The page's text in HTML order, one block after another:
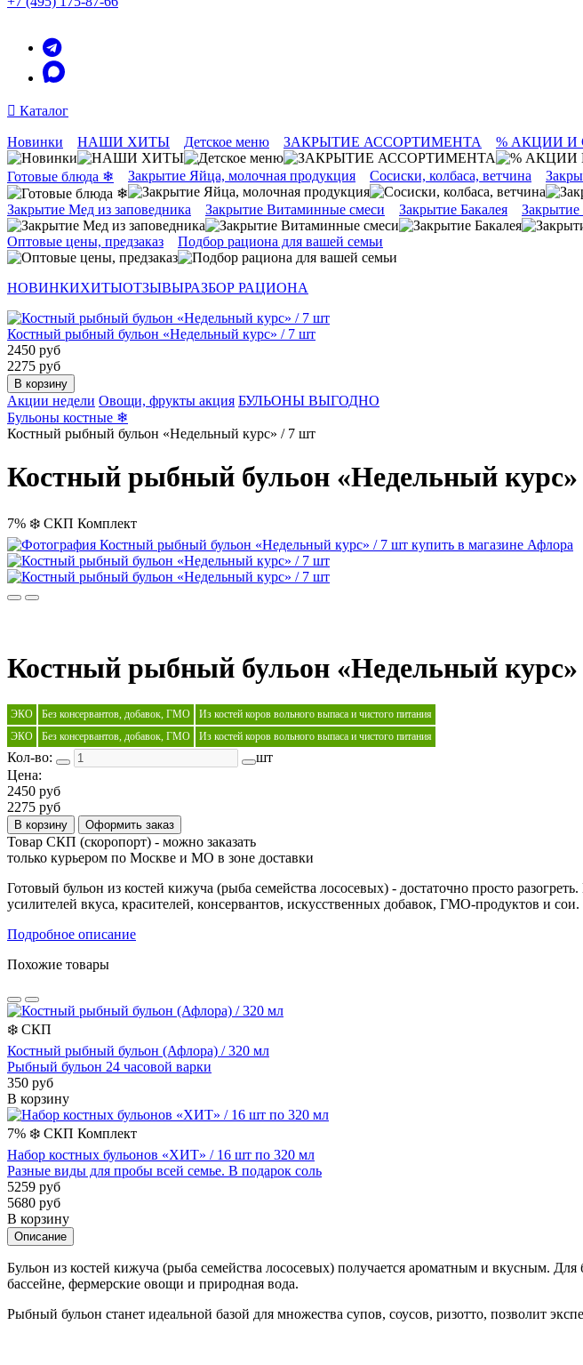
Каталог
Новинки НАШИ ХИТЫ Детское меню ЗАКРЫТИЕ АССОРТИМЕНТА % АКЦИИ И
Готовые блюда ❄ Закрытие Яйца, молочная продукция Сосиски, колбаса, ветчина
Закрытие Мед из заповедника Закрытие Витаминные смеси Закрытие Бакалея Закрытие
Оптовые цены, предзаказ Подбор рациона для вашей семьи
НОВИНКИХИТЫОТЗЫВЫРАЗБОР РАЦИОНА
Костный рыбный бульон «Недельный курс» / 7 шт
2450 руб
2275 руб
В корзину
Акции недели Овощи, фрукты акция БУЛЬОНЫ ВЫГОДНО
Бульоны костные ❄
Костный рыбный бульон «Недельный курс» / 7 шт
Костный рыбный бульон «Недельный
7% ❄️ СКП Комплект
Костный рыбный бульон «Недельный
ЭКО Без консервантов, добавок, ГМО
Из костей коров вольного выпаса и чистого питания
ЭКО
Без консервантов, добавок, ГМО Из костей коров вольного выпаса и чистого питания
Кол-во:
шт
Цена:
2450 руб
2275 руб
В корзину Оформить заказ
Товар СКП (скоропорт) - можно заказать
только курьером по Москве и МО в зоне доставки
Готовый бульон из костей кижуча (рыба семейства лососевых) - достаточно просто разогреть.
усилителей вкуса, красителей, консервантов, искусственных добавок, ГМО-продуктов и сои.
Подробное описание
Похожие товары
❄️ СКП
Костный рыбный бульон (Афлора) / 320 мл
Рыбный бульон 24 часовой варки
350 руб
В корзину
7% ❄️ СКП Комплект
Набор костных бульонов «ХИТ» / 16 шт по 320 мл
Разные виды для пробы всей семье. В подарок соль
5259 руб
5680 руб
В корзину
Описание
Бульон из костей кижуча (рыба семейства лососевых) получается ароматным и вкусным. Для
бассейне, фермерские овощи и природная вода.
Рыбный бульон станет идеальной базой для множества супов, соусов, ризотто, позволит